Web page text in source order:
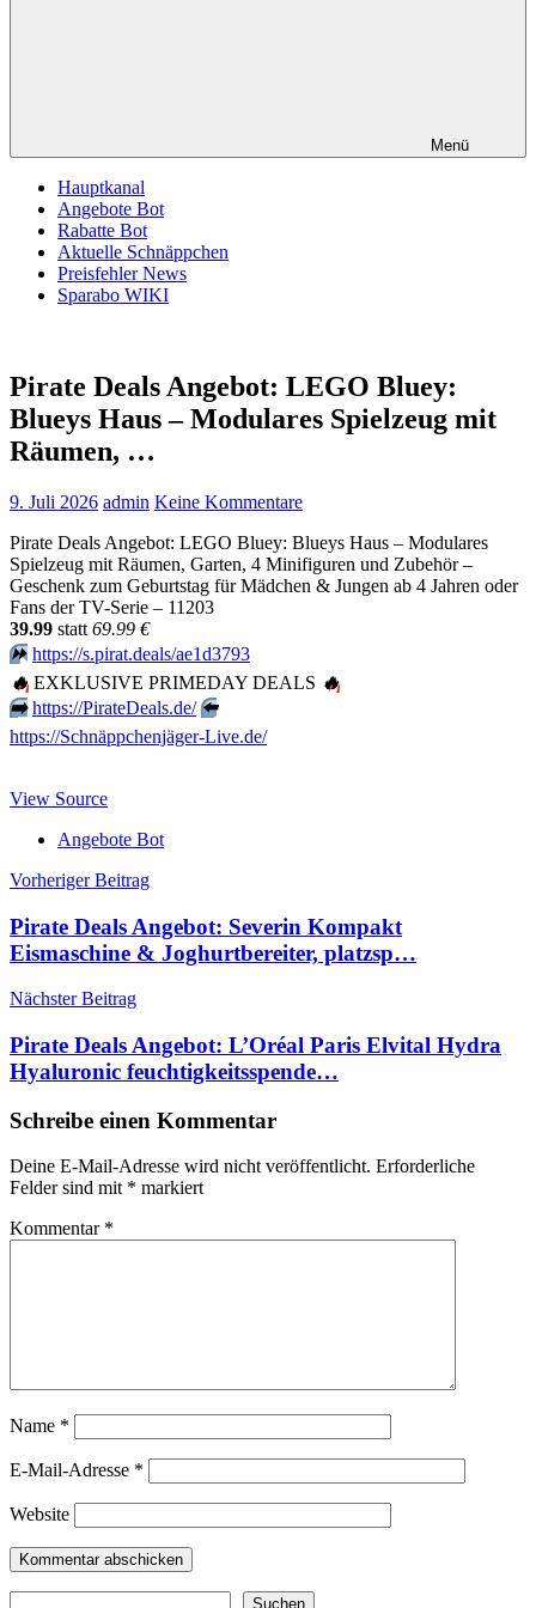
Menü
Hauptkanal
Angebote Bot
Rabatte Bot
Aktuelle Schnäppchen
Preisfehler News
Sparabo WIKI
Pirate Deals Angebot: LEGO Bluey:
Blueys Haus – Modulares Spielzeug mit
Räumen, …
9. Juli 2026 admin Keine Kommentare
Pirate Deals Angebot: LEGO Bluey: Blueys Haus – Modulares
Spielzeug mit Räumen, Garten, 4 Minifiguren und Zubehör –
Geschenk zum Geburtstag für Mädchen & Jungen ab 4 Jahren oder
Fans der TV-Serie – 11203
39.99 statt 69.99 €
⏩️ https://s.pirat.deals/ae1d3793
🔥 EXKLUSIVE PRIMEDAY DEALS 🔥
➡️ https://PirateDeals.de/ ⬅️
https://Schnäppchenjäger-Live.de/
View Source
Angebote Bot
Beitragsnavigation
Vorheriger Beitrag
Pirate Deals Angebot: Severin Kompakt
Eismaschine & Joghurtbereiter, platzsp…
Nächster Beitrag
Pirate Deals Angebot: L’Oréal Paris Elvital Hydra
Hyaluronic feuchtigkeitsspende…
Schreibe einen Kommentar
Deine E-Mail-Adresse wird nicht veröffentlicht. Erforderliche
Felder sind mit * markiert
Kommentar *
Name *
E-Mail-Adresse *
Website
Suchen